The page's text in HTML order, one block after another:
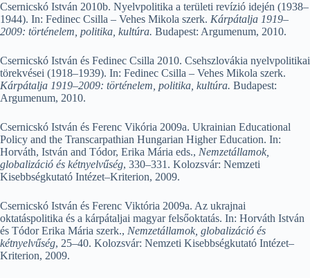
Csernicskó István 2010b. Nyelvpolitika a területi revízió idején (1938–
1944). In: Fedinec Csilla – Vehes Mikola szerk. Kárpátalja 1919–
2009: történelem, politika, kultúra. Budapest: Argumenum, 2010.
Csernicskó István és Fedinec Csilla 2010. Csehszlovákia nyelvpolitikai
törekvései (1918–1939). In: Fedinec Csilla – Vehes Mikola szerk.
Kárpátalja 1919–2009: történelem, politika, kultúra. Budapest:
Argumenum, 2010.
Csernicskó István és Ferenc Vikória 2009a. Ukrainian Educational
Policy and the Transcarpathian Hungarian Higher Education. In:
Horváth, István and Tódor, Erika Mária eds., Nemzetállamok,
globalizáció és kétnyelvűség, 330–331. Kolozsvár: Nemzeti
Kisebbségkutató Intézet–Kriterion, 2009.
Csernicskó István és Ferenc Viktória 2009a. Az ukrajnai
oktatáspolitika és a kárpátaljai magyar felsőoktatás. In: Horváth István
és Tódor Erika Mária szerk., Nemzetállamok, globalizáció és
kétnyelvűség, 25–40. Kolozsvár: Nemzeti Kisebbségkutató Intézet–
Kriterion, 2009.